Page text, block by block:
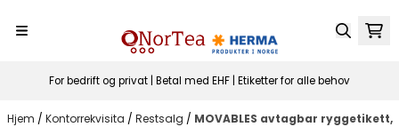
For bedrift og privat | Betal med EHF | Etiketter for alle behov
Hjem / Kontorrekvisita / Restsalg / MOVABLES avtagbar ryggetikett,